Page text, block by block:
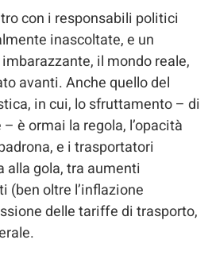
con i responsabili politici
inascoltate, e un
il mondo reale,
avanti. Anche quello del
in cui, lo sfruttamento – di
è ormai la regola, l’opacità
e i trasportatori
alla gola, tra aumenti
(ben oltre l’inflazione
delle tariffe di trasporto,